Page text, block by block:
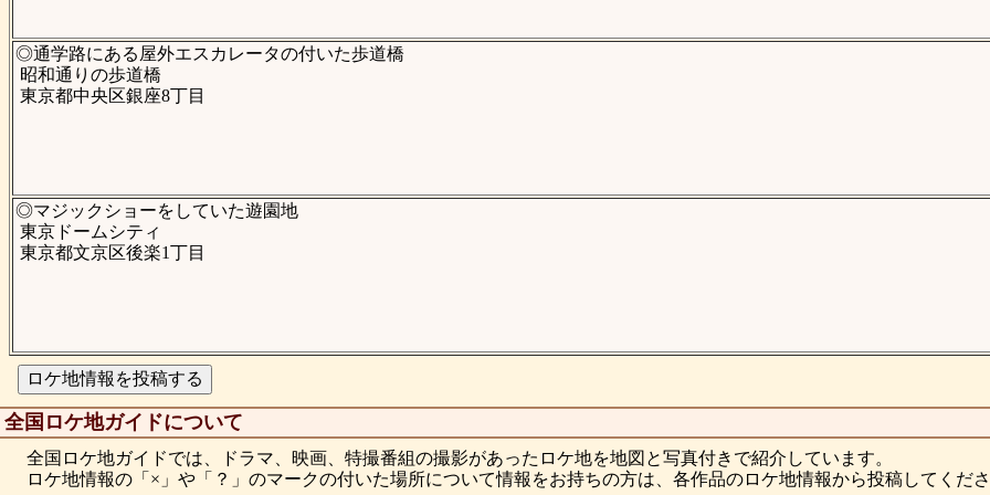
◎通学路にある屋外エスカレータの付いた歩道橋
昭和通りの歩道橋
東京都中央区銀座8丁目
◎マジックショーをしていた遊園地
東京ドームシティ
東京都文京区後楽1丁目
全国ロケ地ガイドについて
全国ロケ地ガイドでは、ドラマ、映画、特撮番組の撮影があったロケ地を地図と写真付きで紹介しています。
ロケ地情報の「×」や「？」のマークの付いた場所について情報をお持ちの方は、各作品のロケ地情報から投稿してくだ